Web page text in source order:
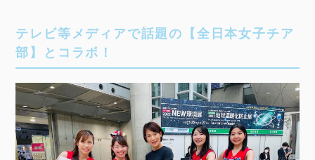
テレビ等メディアで話題の【全日本女子チア
部】とコラボ！